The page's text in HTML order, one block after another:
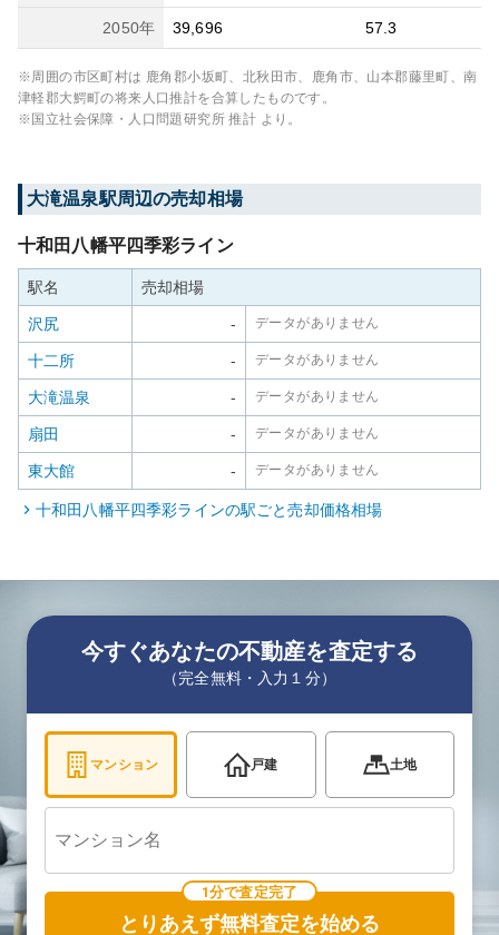
2050年 39,696 57.3
※周囲の市区町村は 鹿角郡小坂町、北秋田市、鹿角市、山本郡藤里町、南
津軽郡大鰐町の将来人口推計を合算したものです。
※国立社会保障・人口問題研究所 推計 より。
大滝温泉駅周辺の売却相場
十和田八幡平四季彩ライン
駅名 売却相場
沢尻 - データがありません
十二所 - データがありません
大滝温泉 - データがありません
扇田 - データがありません
東大館 - データがありません
十和田八幡平四季彩ラインの駅ごと売却価格相場
今すぐあなたの不動産を査定する
（完全無料・入力１分）
マンション 戸建 土地
1分で査定完了
とりあえず無料査定を始める